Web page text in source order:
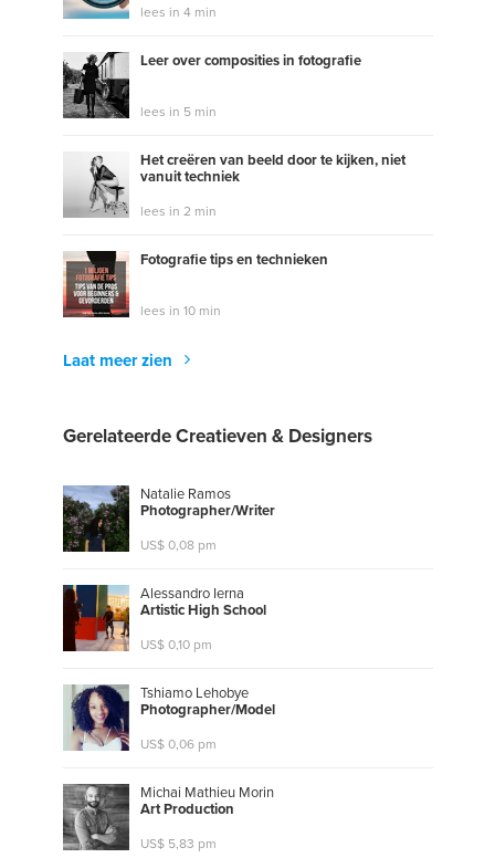
lees in 4 min
Leer over composities in fotografie
lees in 5 min
Het creëren van beeld door te kijken, niet
vanuit techniek
lees in 2 min
Fotografie tips en technieken
lees in 10 min
Laat meer zien
Gerelateerde Creatieven & Designers
Natalie Ramos
Photographer/Writer
US$ 0,08 pm
Alessandro Ierna
ArtisticHigh School
US$ 0,10 pm
Tshiamo Lehobye
Photographer/Model
US$ 0,06 pm
Michai Mathieu Morin
ArtProduction
US$ 5,83 pm